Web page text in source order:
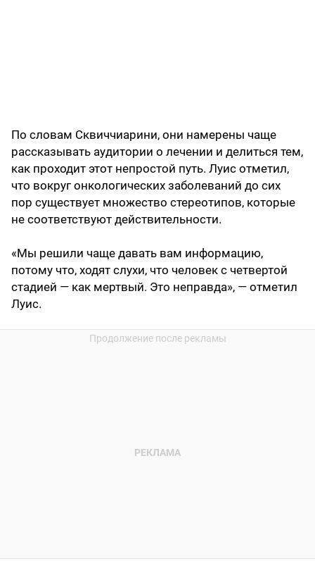
По словам Сквиччиарини, они намерены чаще
рассказывать аудитории о лечении и делиться тем,
как проходит этот непростой путь. Луис отметил,
что вокруг онкологических заболеваний до сих
пор существует множество стереотипов, которые
не соответствуют действительности.
«Мы решили чаще давать вам информацию,
потому что, ходят слухи, что человек с четвертой
стадией — как мертвый. Это неправда», — отметил
Луис.